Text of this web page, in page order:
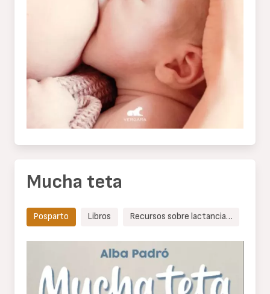
Mucha teta
Posparto Libros Recursos sobre lactancia…